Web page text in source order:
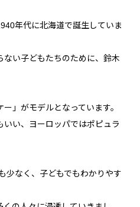
年代に北海道で誕生していま
い子どもたちのために、鈴木
」がモデルとなっています。
いい、ヨーロッパではポピュラ
少なく、子どもでもわかりやす